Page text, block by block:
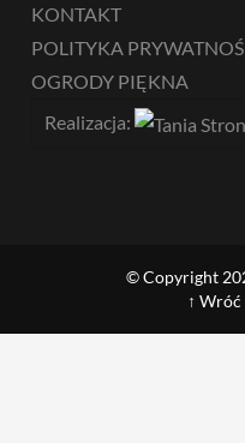
KONTAKT
POLITYKA
OGRODY PIĘKNA
Realizacja:
© Copyright
↑